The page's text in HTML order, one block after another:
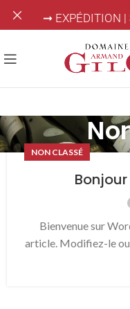
NON CLASSÉ
Bienvenue sur
article. Modifiez-le ou
➞ EXPÉDITION |